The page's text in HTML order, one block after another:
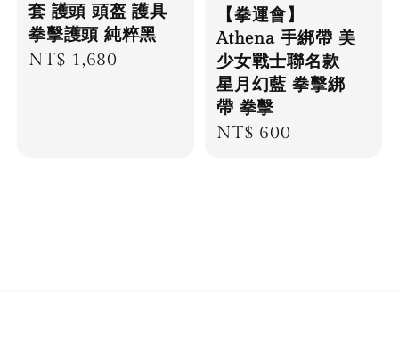
套 護頭 頭盔 護具
拳擊護頭 純粹黑
Regular
NT$ 1,680
【拳運會】
Athena 手綁帶 美
少女戰士聯名款
星月幻藍 拳擊綁
帶 拳擊
Regular
NT$ 600